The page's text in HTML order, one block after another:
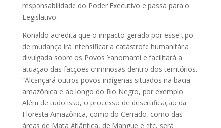
responsabilidade do Poder Executivo e passa para o
Legislativo.
Ronaldo acredita que o impacto gerado por esse tipo
de mudança irá intensificar a catástrofe humanitária
divulgada sobre os Povos Yanomami e facilitará a
atuação das facções criminosas dentro dos territórios.
“Alcançará outros povos indígenas situados na bacia
amazônica e ao longo do Rio Negro, por exemplo.
Além de tudo isso, o processo de desertificação da
Floresta Amazônica, como do Cerrado, como das
áreas de Mata Atlântica, de Mangue e etc, será